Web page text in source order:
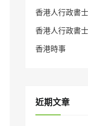
香港人行政書
香港人行政書
香港時事
近期文章